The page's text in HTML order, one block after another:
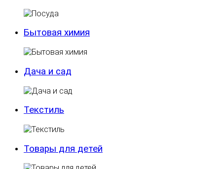
Бытовая химия
Дача и сад
Текстиль
Товары для детей